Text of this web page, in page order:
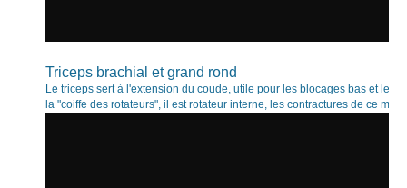
Triceps brachial et grand rond
Le triceps sert à l'extension du coude, utile pour les blocages bas et les
la "coiffe des rotateurs", il est rotateur interne, les contractures de ce